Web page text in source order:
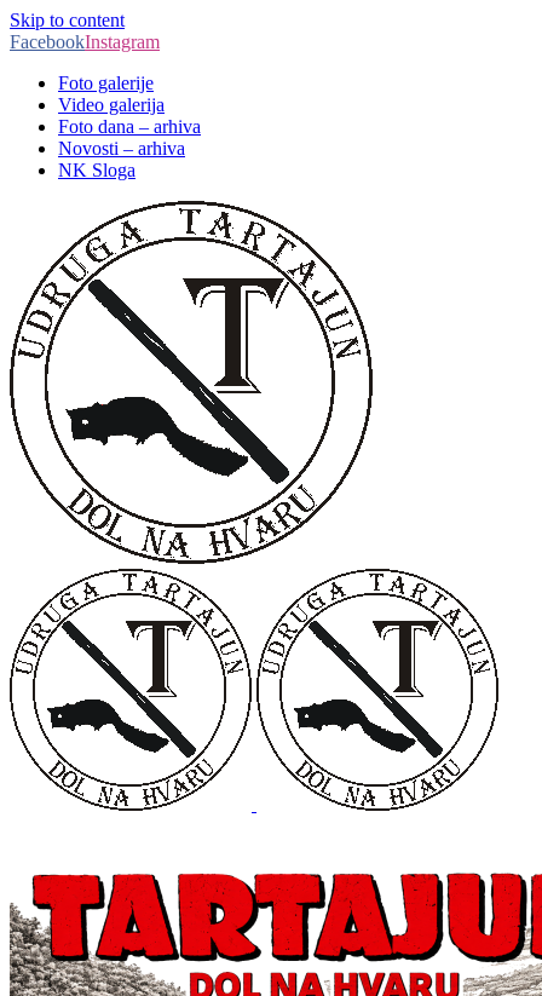
Skip to content
FacebookInstagram
Foto galerije
Video galerija
Foto dana – arhiva
Novosti – arhiva
NK Sloga